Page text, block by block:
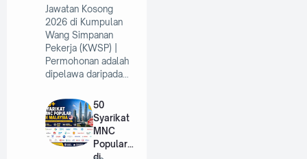
Jawatan Kosong
2026 di Kumpulan
Wang Simpanan
Pekerja (KWSP) |
Permohonan adalah
dipelawa daripada…
50
Syarikat
MNC
Popular